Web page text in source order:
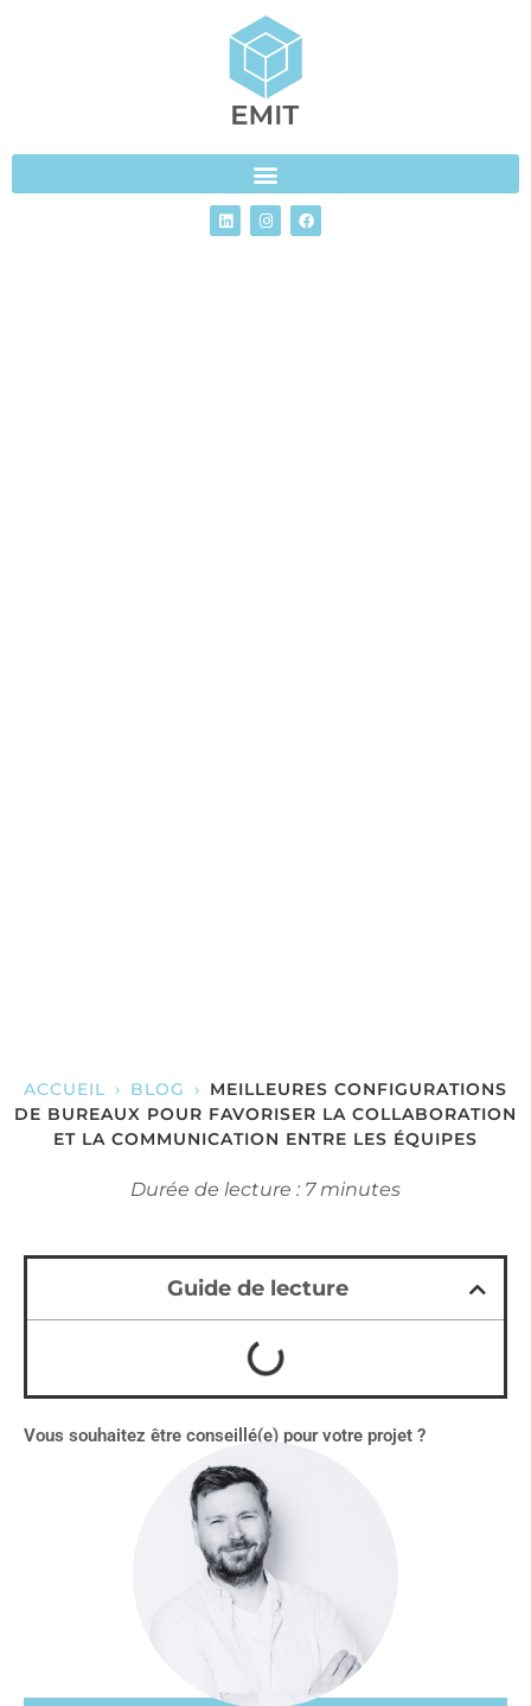
ACCUEIL › BLOG › MEILLEURES CONFIGURATIONS
DE BUREAUX POUR FAVORISER LA COLLABORATION
ET LA COMMUNICATION ENTRE LES ÉQUIPES
Durée de lecture : 7 minutes
Guide de lecture
Vous souhaitez être conseillé(e) pour votre projet ?